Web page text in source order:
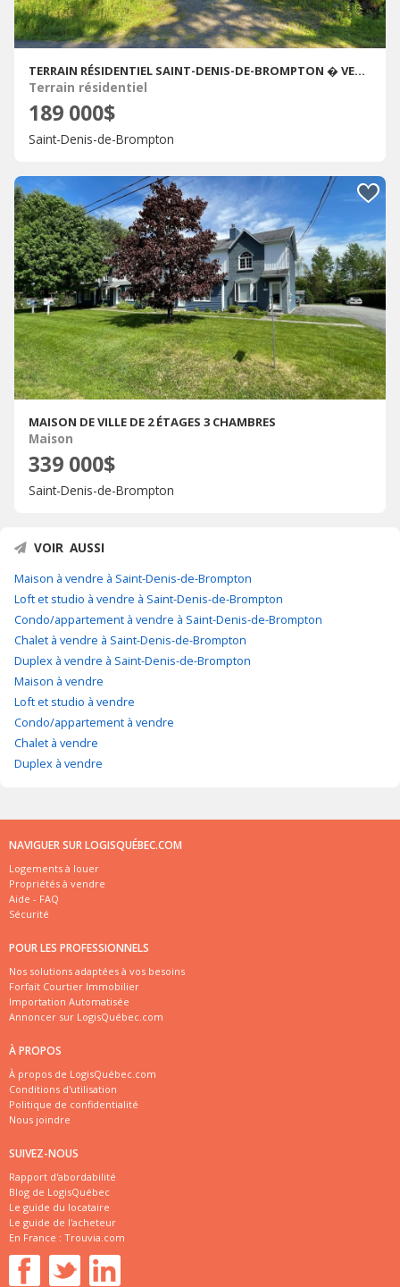
TERRAIN RÉSIDENTIEL SAINT-DENIS-DE-BROMPTON � VENDRE
Terrain résidentiel
189 000$
Saint-Denis-de-Brompton
MAISON DE VILLE DE 2 ÉTAGES 3 CHAMBRES
Maison
339 000$
Saint-Denis-de-Brompton
VOIR AUSSI
Maison à vendre à Saint-Denis-de-Brompton
Loft et studio à vendre à Saint-Denis-de-Brompton
Condo/appartement à vendre à Saint-Denis-de-Brompton
Chalet à vendre à Saint-Denis-de-Brompton
Duplex à vendre à Saint-Denis-de-Brompton
Maison à vendre
Loft et studio à vendre
Condo/appartement à vendre
Chalet à vendre
Duplex à vendre
NAVIGUER SUR LOGISQUÉBEC.COM
Logements à louer
Propriétés à vendre
Aide - FAQ
Sécurité
POUR LES PROFESSIONNELS
Nos solutions adaptées à vos besoins
Forfait Courtier Immobilier
Importation Automatisée
Annoncer sur LogisQuébec.com
À PROPOS
À propos de LogisQuébec.com
Conditions d'utilisation
Politique de confidentialité
Nous joindre
SUIVEZ-NOUS
Rapport d'abordabilité
Blog de LogisQuébec
Le guide du locataire
Le guide de l'acheteur
En France : Trouvia.com